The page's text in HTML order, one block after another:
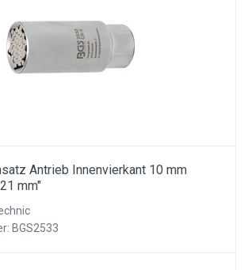
Antrieb Innenvierkant 10 mm
mm"
BGS2533